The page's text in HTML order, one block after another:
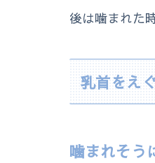
後は噛まれた
乳首をえ
噛まれそう